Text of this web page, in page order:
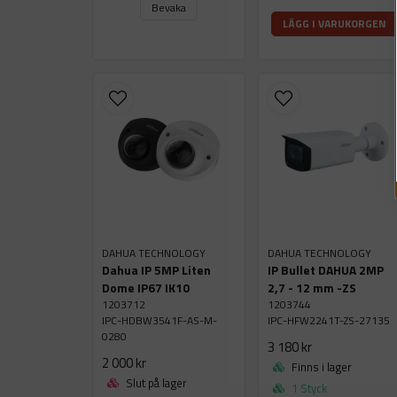
Bevaka
LÄGG I VARUKORGEN
DAHUA TECHNOLOGY
Dahua IP 5MP Liten
Dome IP67 IK10
1203712
IPC-HDBW3541F-AS-M-
0280
2 000 kr
Slut på lager
DAHUA TECHNOLOGY
IP Bullet DAHUA 2MP
2,7 - 12 mm -ZS
1203744
IPC-HFW2241T-ZS-27135
3 180 kr
Finns i lager
1 Styck